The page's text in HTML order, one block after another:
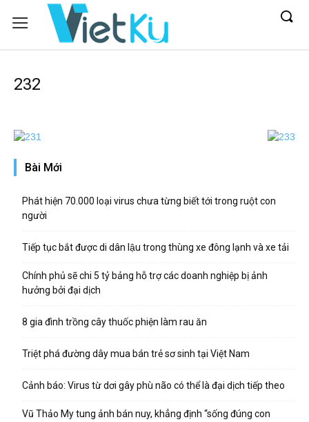
232
Bài Mới
Phát hiện 70.000 loại virus chưa từng biết tới trong ruột con
người
Tiếp tục bắt được di dân lậu trong thùng xe đông lạnh và xe tải
Chính phủ sẽ chi 5 tỷ bảng hỗ trợ các doanh nghiệp bị ảnh
hưởng bởi đại dịch
8 gia đình trồng cây thuốc phiện làm rau ăn
Triệt phá đường dây mua bán trẻ sơ sinh tại Việt Nam
Cảnh báo: Virus từ dơi gây phù não có thể là đại dịch tiếp theo
Vũ Thảo My tung ảnh bán nuy, khẳng định “sống đúng con